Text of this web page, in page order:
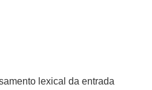
lexical da entrada